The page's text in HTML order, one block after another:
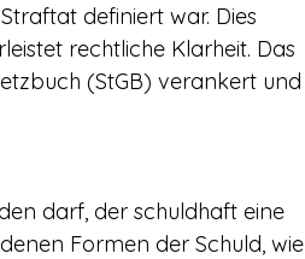
definiert war. Dies
rechtliche Klarheit. Das
(StGB) verankert und
darf, der schuldhaft eine
Formen der Schuld, wie